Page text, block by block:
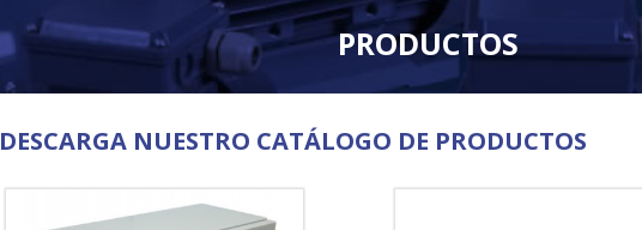
PRODUCTOS
DESCARGA NUESTRO CATÁLOGO DE PRODUCTOS